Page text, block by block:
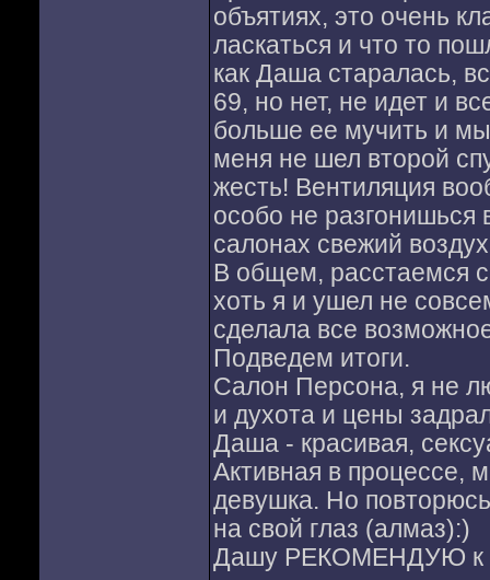
объятиях, это очень
ласкаться и что то
как Даша старалась,
69, но нет, не идет и
больше ее мучить и
меня не шел второй
жесть! Вентиляция
особо не разгонишься
салонах свежий
В общем, расстаемся
хоть я и ушел не
сделала все
Подведем итоги.
Салон Персона, я не
и духота и цены
Даша - красивая,
Активная в процессе,
девушка. Но
на свой глаз (алмаз):)
Дашу РЕКОМЕНДУЮ к